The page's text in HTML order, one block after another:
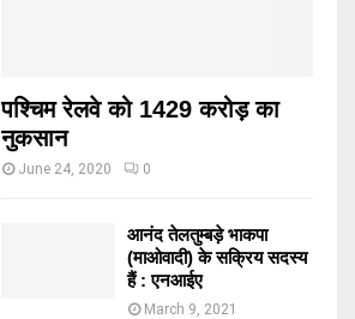
पश्चिम रेलवे को 1429 करोड़ का
नुकसान
June 24, 2020 0
आनंद तेलतुम्बड़े भाकपा
(माओवादी) के सक्रिय सदस्य
हैं : एनआईए
March 9, 2021